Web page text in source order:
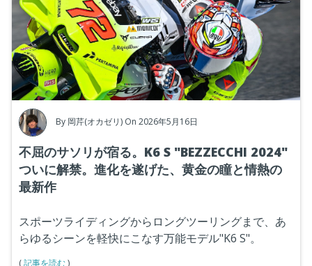
By 岡芹(オカゼリ) On 2026年5月16日
不屈のサソリが宿る。K6 S "BEZZECCHI 2024"
ついに解禁。進化を遂げた、黄金の瞳と情熱の
最新作
スポーツライディングからロングツーリングまで、あ
らゆるシーンを軽快にこなす万能モデル"K6 S"。
(記事を読む)